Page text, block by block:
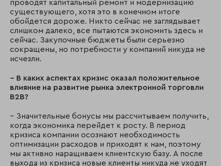
проводят капитальный ремонт и модернизацию
существующего, хотя это в конечном итоге
обойдется дороже. Никто сейчас не заглядывает
слишком далеко, все пытаются экономить здесь и
сейчас. Закупочные бюджеты были серьезно
сокращены, но потребности у компаний никуда не
исчезли.
– В каких аспектах кризис оказал положительное
влияние на развитие рынка электронной торговли
B2B?
– Значительные бонусы мы рассчитываем получить,
когда экономика перейдет к росту. В период
кризиса компании осознают необходимость
оптимизации расходов и приходят к нам, поэтому
мы активно наращиваем клиентскую базу. А после
выхода из кризиса новые клиенты никуда не уходят